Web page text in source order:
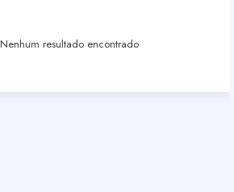
Nenhum resultado encontrado